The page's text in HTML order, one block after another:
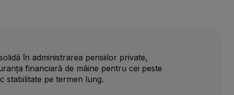
în administrarea pensiilor private,
financiară de mâine pentru cei peste
stabilitate pe termen lung.